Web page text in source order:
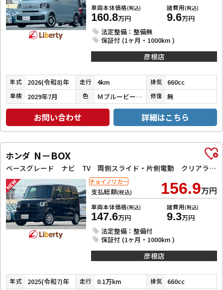
車両本体価格(税込)
160.8万円
諸費用(税込)
9.6万円
法定整備：整備無
保証付 (1ヶ月・1000km )
彦根店
年式 2026(令和8)年 走行 4km 排気 660cc
車検 2029年7月 色 ＭブルービームＭ／ＣブラックＰ 修復 無
お問い合わせ 詳細はこちら
ホンダ N－BOX
ベースグレード ナビ TV 両側スライド・片側電動 クリアランスソナー オートクルーズコントロール レーンアシスト 衝突被害軽減システム オートライト LEDヘッドランプ スマートキー
支払総額(税込) 156.9万円
車両本体価格(税込)
147.6万円
諸費用(税込)
9.3万円
法定整備：整備付
保証付 (1ヶ月・1000km )
チョイノリカー
彦根店
年式 2025(令和7)年 走行 0.1万km 排気 660cc